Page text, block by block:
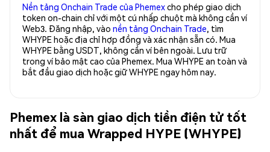
Nền tảng Onchain Trade của Phemexcho phép giao dịch
token on-chain chỉ với một cú nhấp chuột mà không cần ví
Web3. Đăng nhập, vào nền tảng Onchain Trade, tìm
WHYPE hoặc địa chỉ hợp đồng và xác nhận sẵn có. Mua
WHYPE bằng USDT, không cần ví bên ngoài. Lưu trữ
trong ví bảo mật cao của Phemex. Mua WHYPE an toàn và
bắt đầu giao dịch hoặc giữ WHYPE ngay hôm nay.
Phemex là sàn giao dịch tiền điện tử tốt
nhất để mua Wrapped HYPE (WHYPE)